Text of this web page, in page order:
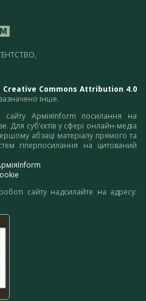
Creative Commons Attribution 4.0
інше.
сайту АрміяInform посилання на
Для суб’єктів у сфері онлайн-медіа
абзаці матеріалу прямого та
гіперпосилання на цитований
сайту надсилайте на адресу: